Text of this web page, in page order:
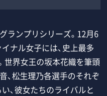
ランプリシリーズ。12月6
ナル女子には、史上最多
世界女王の坂本花織を筆頭
、松生理乃各選手のそれぞ
、彼女たちのライバルと